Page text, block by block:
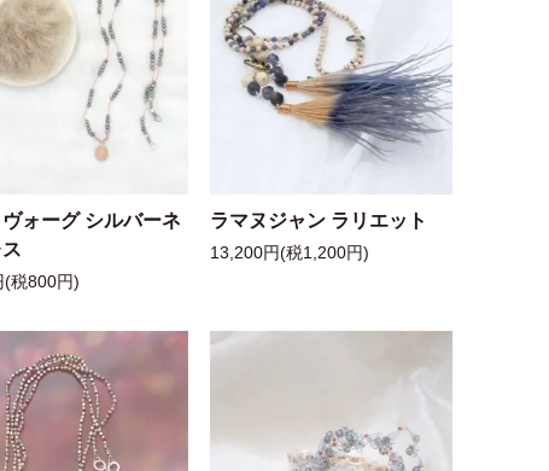
ォーグ シルバーネ
(税800円)
ラマヌジャン ラリエット
13,200円(税1,200円)